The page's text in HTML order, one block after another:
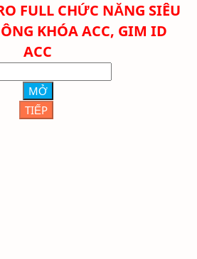
FULL CHỨC NĂNG SIÊU
KHÓA ACC, GIM ID
ACC
MỞ
TIẾP